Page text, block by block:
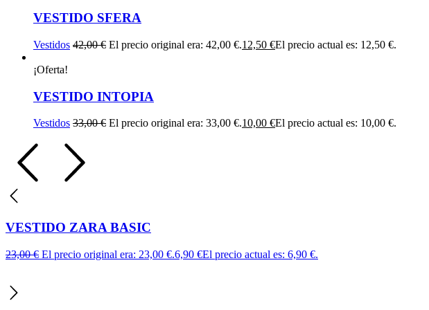
VESTIDO SFERA
Vestidos 42,00€ El precio original era: 42,00 €.12,50 €El precio actual es: 12,50 €.
¡Oferta!
VESTIDO INTOPIA
Vestidos 33,00€ El precio original era: 33,00 €.10,00 €El precio actual es: 10,00 €.
VESTIDO ZARA BASIC
23,00€ El precio original era: 23,00 €.6,90 €El precio actual es: 6,90 €.